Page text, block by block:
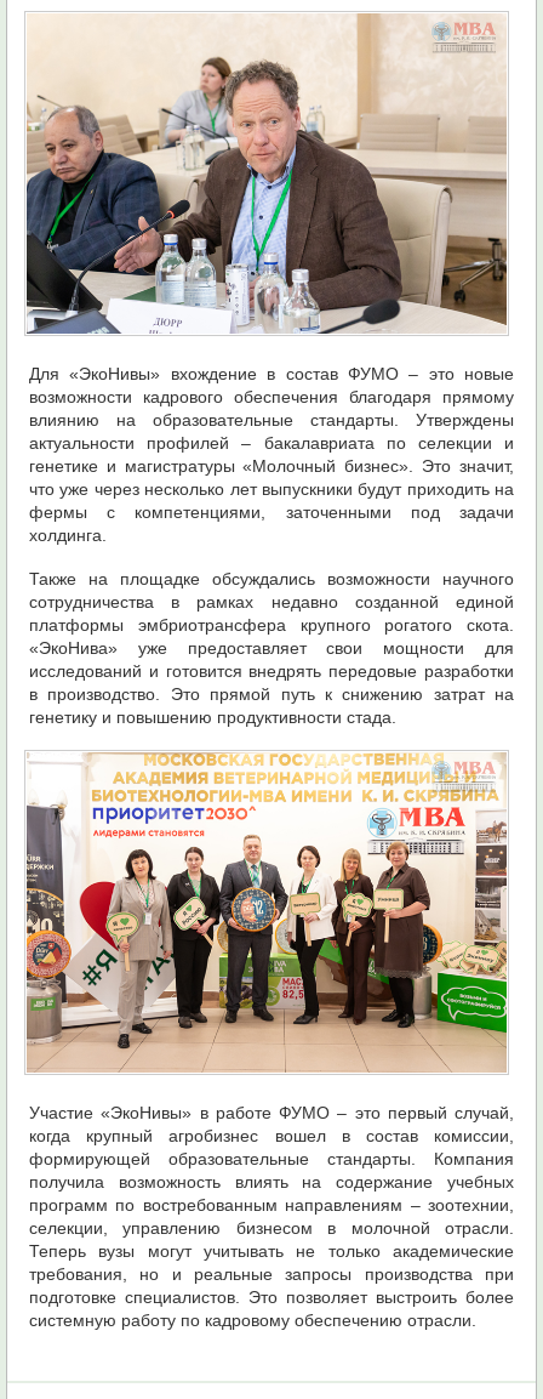
Для «ЭкоНивы» вхождение в состав ФУМО – это новые
возможности кадрового обеспечения благодаря прямому
влиянию на образовательные стандарты. Утверждены
актуальности профилей – бакалавриата по селекции и
генетике и магистратуры «Молочный бизнес». Это значит,
что уже через несколько лет выпускники будут приходить на
фермы с компетенциями, заточенными под задачи
холдинга.
Также на площадке обсуждались возможности научного
сотрудничества в рамках недавно созданной единой
платформы эмбриотрансфера крупного рогатого скота.
«ЭкоНива» уже предоставляет свои мощности для
исследований и готовится внедрять передовые разработки
в производство. Это прямой путь к снижению затрат на
генетику и повышению продуктивности стада.
Участие «ЭкоНивы» в работе ФУМО – это первый случай,
когда крупный агробизнес вошел в состав комиссии,
формирующей образовательные стандарты. Компания
получила возможность влиять на содержание учебных
программ по востребованным направлениям – зоотехнии,
селекции, управлению бизнесом в молочной отрасли.
Теперь вузы могут учитывать не только академические
требования, но и реальные запросы производства при
подготовке специалистов. Это позволяет выстроить более
системную работу по кадровому обеспечению отрасли.